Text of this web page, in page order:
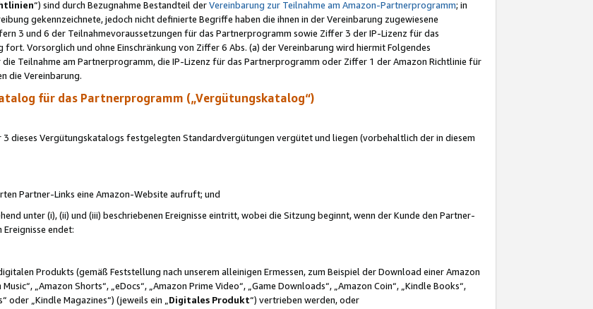
“) sind durch Bezugnahme Bestandteil derVereinbarung zur Teilnahme am Amazon-Partnerprogramm; in
gekennzeichnete, jedoch nicht definierte Begriffe haben die ihnen in der Vereinbarung zugewiesene
3 und 6 der Teilnahmevoraussetzungen für das Partnerprogramm sowie Ziffer 3 der IP-Lizenz für das
Vorsorglich und ohne Einschränkung von Ziffer 6 Abs. (a) der Vereinbarung wird hiermit Folgendes
Teilnahme am Partnerprogramm, die IP-Lizenz für das Partnerprogramm oder Ziffer 1 der Amazon Richtlinie für
die Vereinbarung.
für das Partnerprogramm („Vergütungskatalog“)
3 dieses Vergütungskatalogs festgelegten Standardvergütungen vergütet und liegen (vorbehaltlich der in diesem
Partner-Links eine Amazon-Website aufruft; und
unter (i), (ii) und (iii) beschriebenen Ereignisse eintritt, wobei die Sitzung beginnt, wenn der Kunde den Partner-
endet:
Produkts (gemäß Feststellung nach unserem alleinigen Ermessen, zum Beispiel der Download einer Amazon
„Amazon Shorts“, „eDocs“, „Amazon Prime Video“, „Game Downloads“, „Amazon Coin“, „Kindle Books“,
oder „Kindle Magazines“) (jeweils ein „ Digitales Produkt“) vertrieben werden, oder